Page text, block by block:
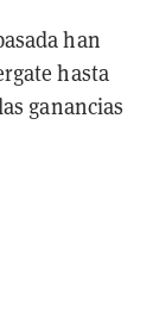
han
hasta
ganancias